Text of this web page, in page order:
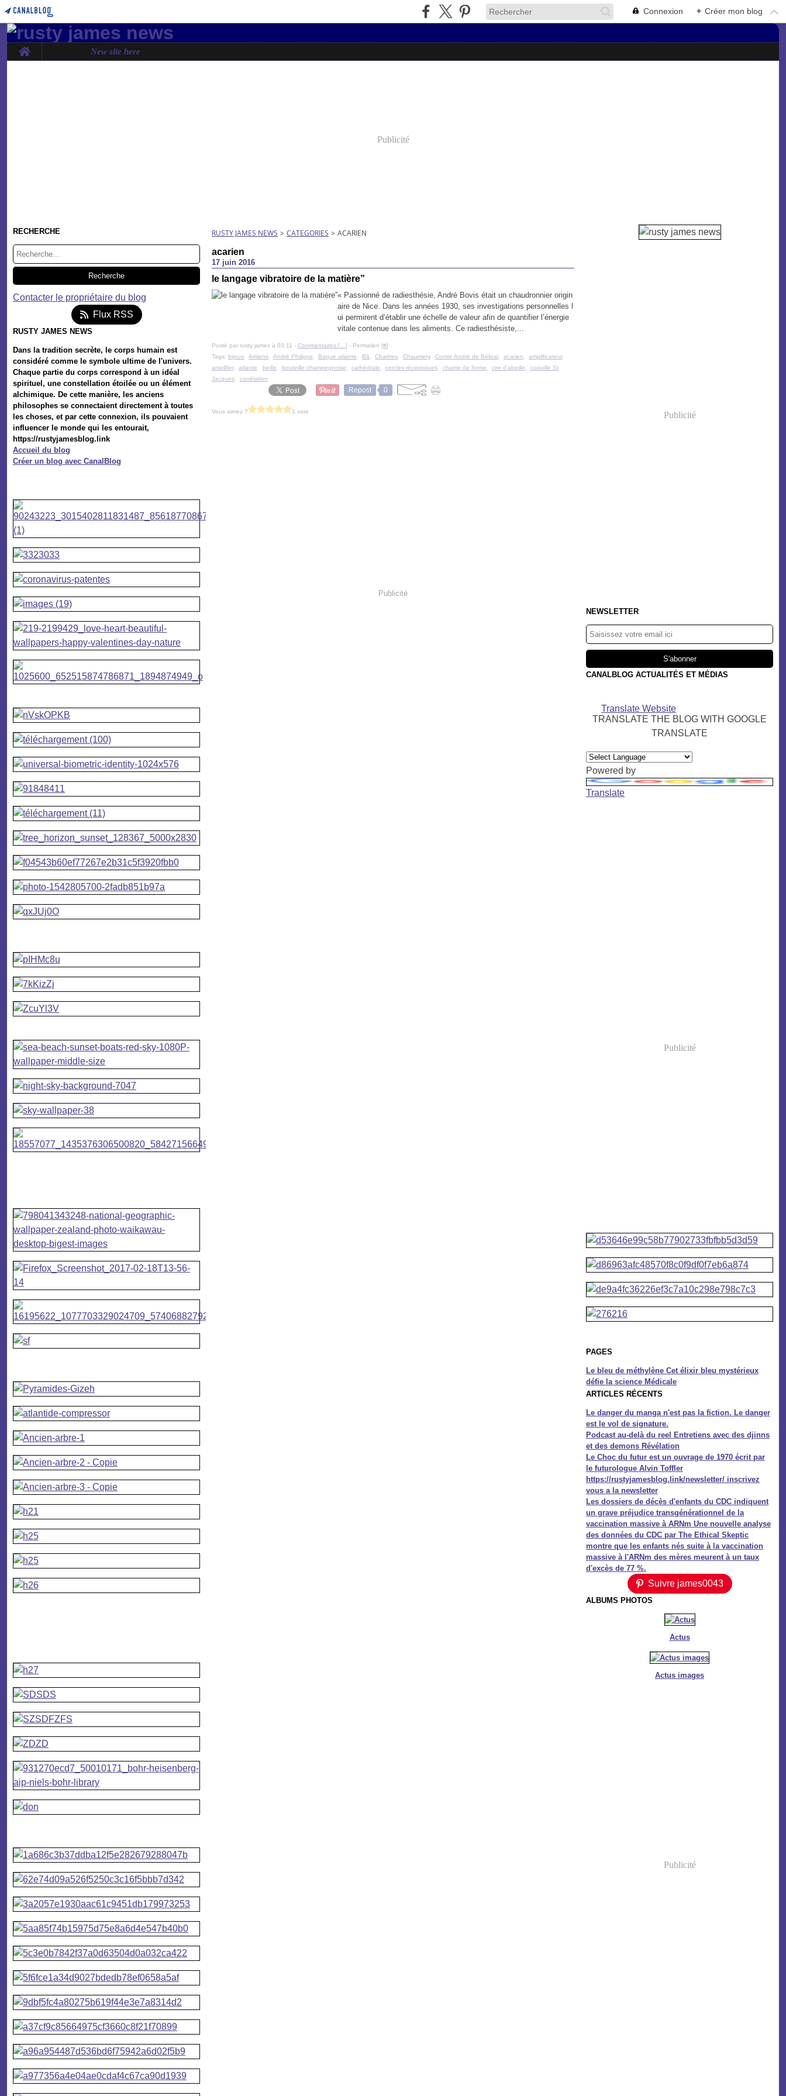
Connexion + Créer mon blog
Home New site here
Publicité
RECHERCHE
Contacter le propriétaire du blog
Flux RSS
RUSTY JAMES NEWS
Dans la tradition secrète, le corps humain est
considéré comme le symbole ultime de l'univers.
Chaque partie du corps correspond à un idéal
spirituel, une constellation étoilée ou un élément
alchimique. De cette manière, les anciens
philosophes se connectaient directement à toutes
les choses, et par cette connexion, ils pouvaient
influencer le monde qui les entourait,
https://rustyjamesblog.link
Accueil du blog
Créer un blog avec CanalBlog
RUSTY JAMES NEWS > CATEGORIES > ACARIEN
acarien
17 juin 2016
le langage vibratoire de la matière”
« Passionné de radiesthésie, André Bovis était un chaudronnier origin
aire de Nice. Dans les années 1930, ses investigations personnelles l
ui permirent d’établir une échelle de valeur afin de quantifier l’énergie
vitale contenue dans les aliments. Ce radiesthésiste,...
Posté par rusty james à 03:11 - Commentaires [ ] - Permalien [#]
Tags: bijoux Amiens André Philippe Bague atlante Bâ Chartres Chaumery, Comte André de Bélizal acarien amplificateur,
amplifier, atlante beille bouteille champegnoise cathédrale cercles réciproques champ de forme cire d'abeille
coquille St
Jacques
corrélation
Repost 0
Vous aimez ? 1 vote
Publicité
Publicité
NEWSLETTER
CANALBLOG ACTUALITÉS ET MÉDIAS
Translate Website
TRANSLATE THE BLOG WITH GOOGLE
TRANSLATE
Powered by
Translate
Publicité
PAGES
Le bleu de méthylène Cet élixir bleu mystérieux
défie la science Médicale
ARTICLES RÉCENTS
Le danger du manga n'est pas la fiction. Le danger
est le vol de signature.
Podcast au-delà du reel Entretiens avec des djinns
et des demons Révélation
Le Choc du futur est un ouvrage de 1970 écrit par
le futurologue Alvin Toffler
https://rustyjamesblog.link/newsletter/ inscrivez
vous a la newsletter
Les dossiers de décès d'enfants du CDC indiquent
un grave préjudice transgénérationnel de la
vaccination massive à ARNm Une nouvelle analyse
des données du CDC par The Ethical Skeptic
montre que les enfants nés suite à la vaccination
massive à l'ARNm des mères meurent à un taux
d'excès de 77 %.
Suivre james0043
ALBUMS PHOTOS
Actus
Actus images
Publicité